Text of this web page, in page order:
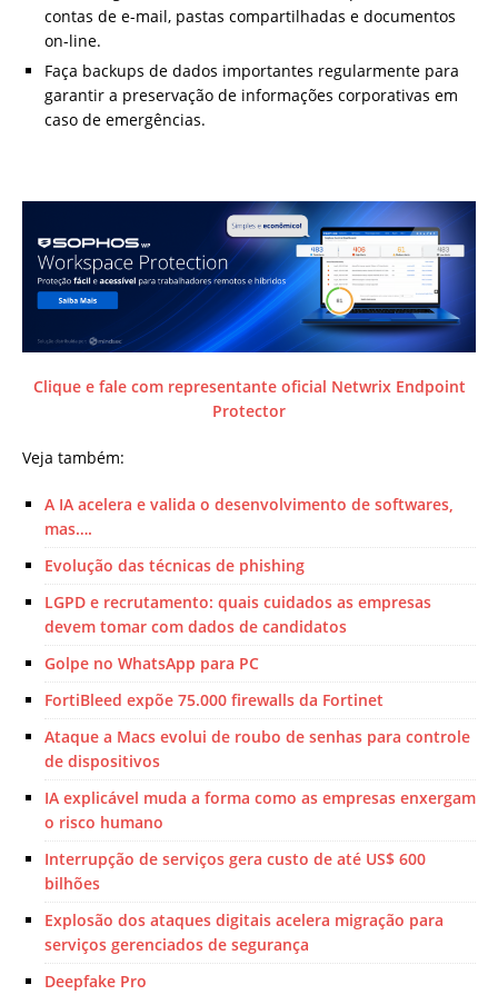
contas de e-mail, pastas compartilhadas e documentos
on-line.
Faça backups de dados importantes regularmente para
garantir a preservação de informações corporativas em
caso de emergências.
Clique e fale com representante oficial Netwrix Endpoint
Protector
Veja também:
A IA acelera e valida o desenvolvimento de softwares,
mas….
Evolução das técnicas de phishing
LGPD e recrutamento: quais cuidados as empresas
devem tomar com dados de candidatos
Golpe no WhatsApp para PC
FortiBleed expõe 75.000 firewalls da Fortinet
Ataque a Macs evolui de roubo de senhas para controle
de dispositivos
IA explicável muda a forma como as empresas enxergam
o risco humano
Interrupção de serviços gera custo de até US$ 600
bilhões
Explosão dos ataques digitais acelera migração para
serviços gerenciados de segurança
Deepfake Pro